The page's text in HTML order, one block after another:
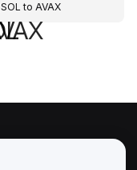
SOL to AVAX